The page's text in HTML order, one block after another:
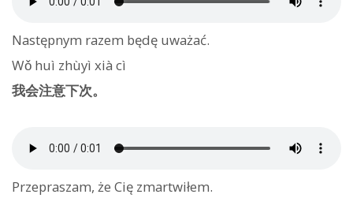
Następnym razem będę uważać.
Wǒ huì zhùyì xià cì
我会注意下次。
Przepraszam, że Cię zmartwiłem.